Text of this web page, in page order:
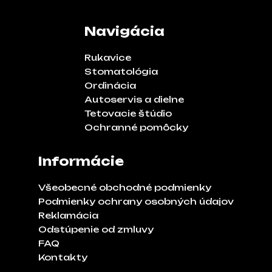
Navigácia
Rukavice
Stomatológia
Ordinácia
Autoservis a dielne
Tetovacie štúdio
Ochranné pomôcky
Informácie
Všeobecné obchodné podmienky
Podmienky ochrany osobných údajov
Reklamácia
Odstúpenie od zmluvy
FAQ
Kontakty